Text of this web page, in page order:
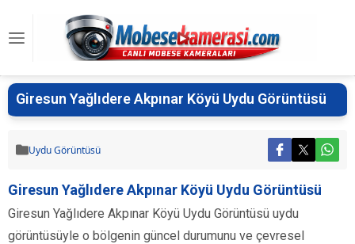
Giresun Yağlıdere Akpınar Köyü Uydu Görüntüsü
Uydu Görüntüsü
Giresun Yağlıdere Akpınar Köyü Uydu Görüntüsü
Giresun Yağlıdere Akpınar Köyü Uydu Görüntüsü uydu
görüntüsüyle o bölgenin güncel durumunu ve çevresel